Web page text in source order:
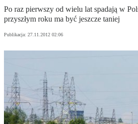
Po raz pierwszy od wielu lat spadają w
przyszłym roku ma być jeszcze taniej
Publikacja: 27.11.2012 02:06